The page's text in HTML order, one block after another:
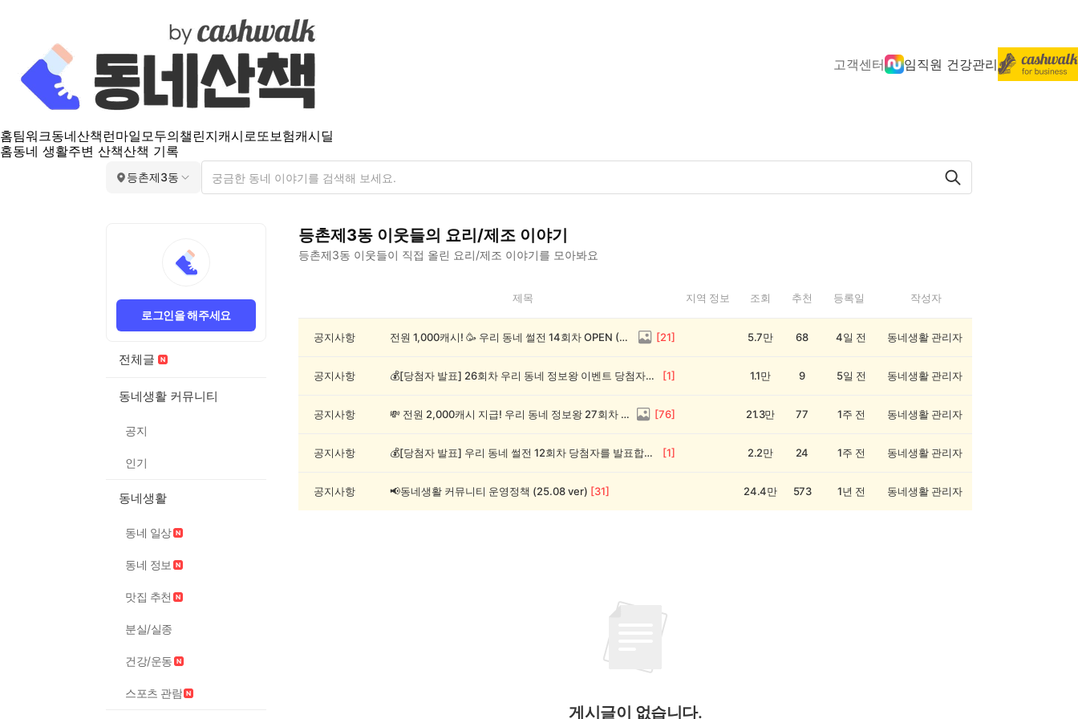
고객센터 임직원 건강관리
홈팀워크동네산책 런마일모두의챌린지캐시로또보험캐시딜
홈동네 생활주변 산책산책 기록
등촌제3동
로그인을 해주세요
전체글
동네생활 커뮤니티
공지
인기
동네생활
동네 일상
동네 정보
맛집 추천
분실/실종
건강/운동
스포츠 관람
등촌제3동 이웃들의 요리/제조 이야기
등촌제3동 이웃들이 직접 올린 요리/제조 이야기를 모아봐요
제
리/
제목 지역 정보 조회 추천 등록일 작성자
공지사항 전원 1,000캐시! 🥳 우리 동네 썰전 14회차 OPEN (~8/17) [21] 5.7만 68 4일 전 동네생활 관리자
공지사항 💰[당첨자 발표] 26회차 우리 동네 정보왕 이벤트 당첨자를 발표합니다! [1] 1.1만 9 5일 전 동네생활 관리자
공지사항 💸 전원 2,000캐시 지급! 우리 동네 정보왕 27회차 (~8/10) [76] 21.3만 77 1주 전 동네생활 관리자
공지사항 💰[당첨자 발표] 우리 동네 썰전 12회차 당첨자를 발표합니다! [1] 2.2만 24 1주 전 동네생활 관리자
공지사항 📢동네생활 커뮤니티 운영정책 (25.08 ver) [31] 24.4만 573 1년 전 동네생활 관리자
게시글이 없습니다.